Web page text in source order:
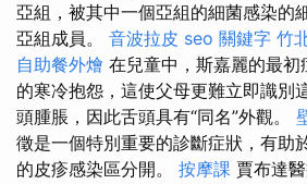
亞組，被其中一個亞組的細菌感染的
亞組成員。 音波拉皮 seo 關鍵字 竹
自助餐外燴 在兒童中，斯嘉麗的最
的寒冷抱怨，這使父母更難立即識別
頭腫脹，因此舌頭具有“同名”外觀。
徵是一個特別重要的診斷症狀，有助
的皮疹感染區分開。 按摩課 賈布達